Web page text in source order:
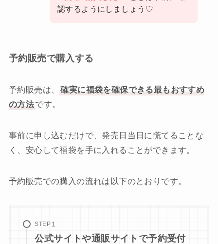
認するようにしましょう♡
予約販売で購入する
予約販売は、
確実に福袋を確保できる最もおすすめ
の方法です。
事前に申し込むだけで、発売日当日に慌てることな
く、安心して福袋を手に入れることができます。
予約販売での購入の流れは以下のとおりです。
STEP
公式サイトや通販サイトで予約受付